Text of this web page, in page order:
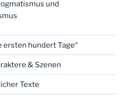
und
ersten hundert Tage“
& Szenen
Texte